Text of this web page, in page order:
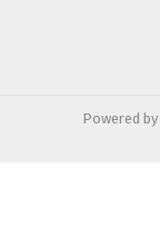
Powered by